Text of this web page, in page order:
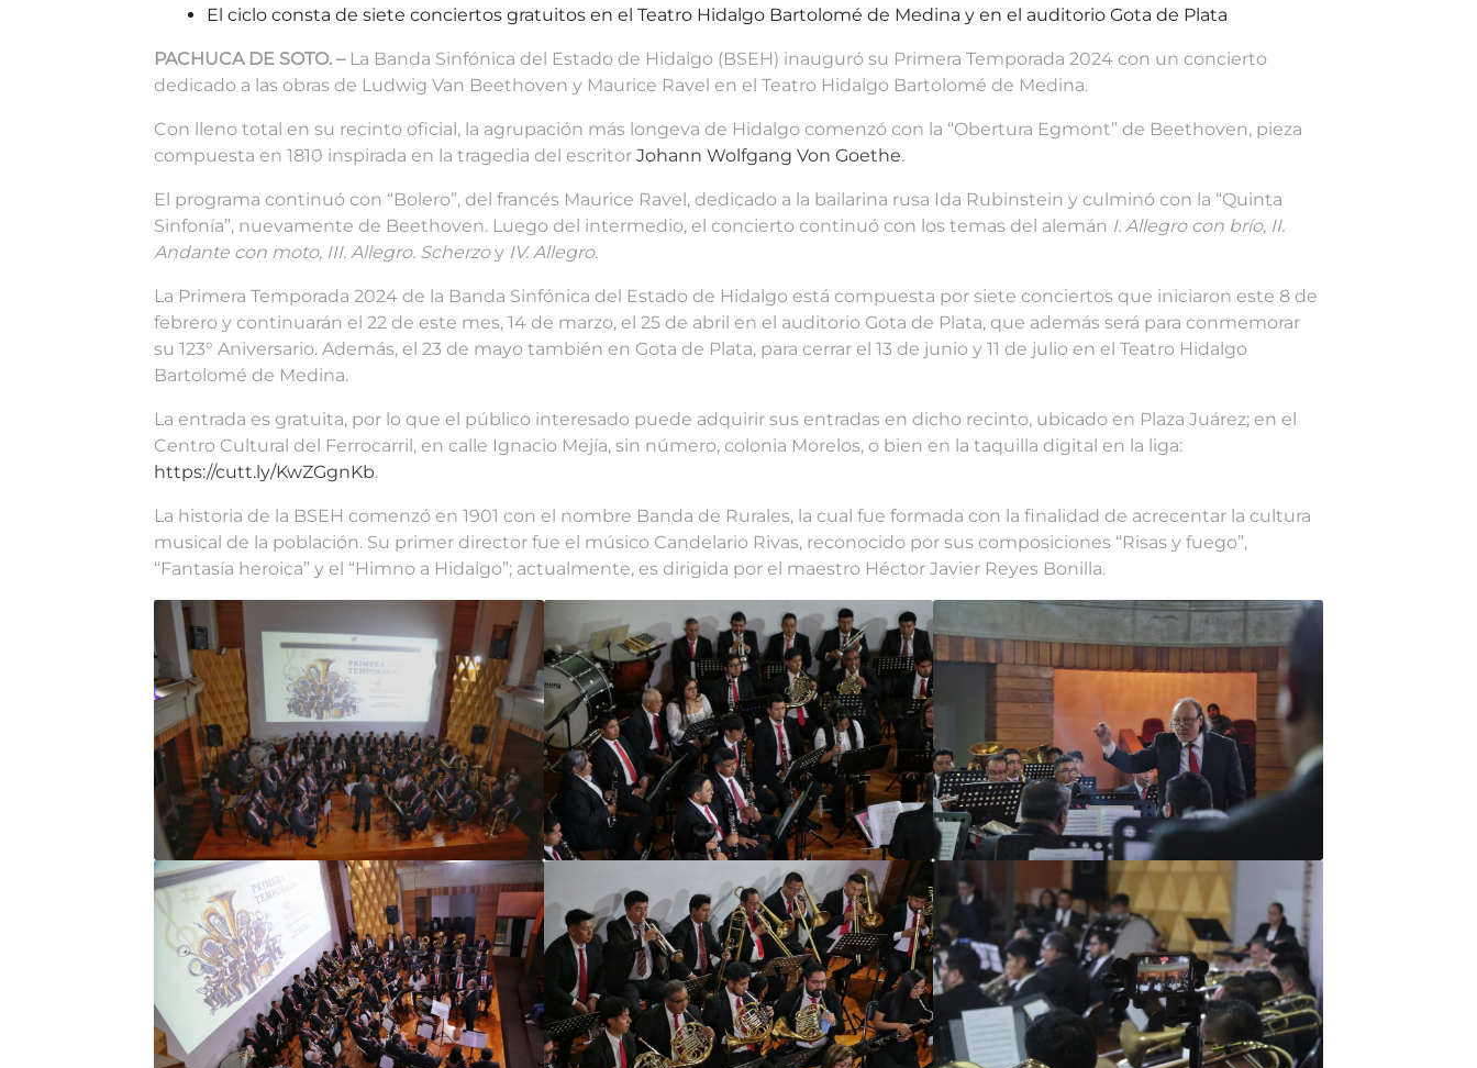
El ciclo consta de siete conciertos gratuitos en el Teatro Hidalgo Bartolomé de Medina y en el auditorio Gota de Plata
PACHUCA DE SOTO. – La Banda Sinfónica del Estado de Hidalgo (BSEH) inauguró su Primera Temporada 2024 con un concierto
dedicado a las obras de Ludwig Van Beethoven y Maurice Ravel en el Teatro Hidalgo Bartolomé de Medina.
Con lleno total en su recinto oficial, la agrupación más longeva de Hidalgo comenzó con la “Obertura Egmont” de Beethoven, pieza
compuesta en 1810 inspirada en la tragedia del escritorJohann Wolfgang Von Goethe.
El programa continuó con “Bolero”, del francés Maurice Ravel, dedicado a la bailarina rusa Ida Rubinstein y culminó con la “Quinta
Sinfonía”, nuevamente de Beethoven. Luego del intermedio, el concierto continuó con los temas del alemán I. Allegro con brío, II.
Andante con moto, III. Allegro. Scherzoy IV. Allegro.
La Primera Temporada 2024 de la Banda Sinfónica del Estado de Hidalgo está compuesta por siete conciertos que iniciaron este 8 de
febrero y continuarán el 22 de este mes, 14 de marzo, el 25 de abril en el auditorio Gota de Plata, que además será para conmemorar
su 123° Aniversario. Además, el 23 de mayo también en Gota de Plata, para cerrar el 13 de junio y 11 de julio en el Teatro Hidalgo
Bartolomé de Medina.
La entrada es gratuita, por lo que el público interesado puede adquirir sus entradas en dicho recinto, ubicado en Plaza Juárez; en el
Centro Cultural del Ferrocarril, en calle Ignacio Mejía, sin número, colonia Morelos, o bien en la taquilla digital en la liga:
https://cutt.ly/KwZGgnKb.
La historia de la BSEH comenzó en 1901 con el nombre Banda de Rurales, la cual fue formada con la finalidad de acrecentar la cultura
musical de la población. Su primer director fue el músico Candelario Rivas, reconocido por sus composiciones “Risas y fuego”,
“Fantasía heroica” y el “Himno a Hidalgo”; actualmente, es dirigida por el maestro Héctor Javier Reyes Bonilla.